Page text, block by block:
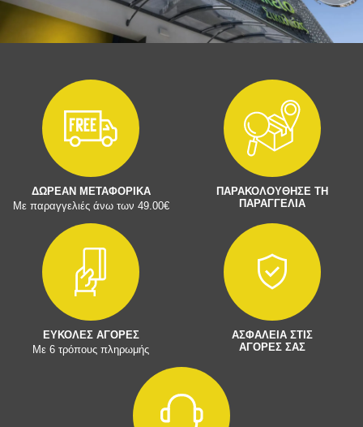
ΔΩΡΕΑΝ ΜΕΤΑΦΟΡΙΚΑ
Με παραγγελιές άνω των 49.00€
ΠΑΡΑΚΟΛΟΥΘΗΣΕ ΤΗ
ΠΑΡΑΓΓΕΛΙΑ
ΕΥΚΟΛΕΣ ΑΓΟΡΕΣ
Με 6 τρόπους πληρωμής
ΑΣΦΑΛΕΙΑ ΣΤΙΣ
ΑΓΟΡΕΣ ΣΑΣ